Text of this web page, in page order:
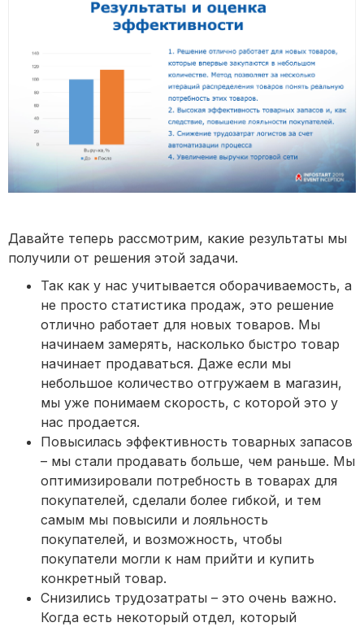
Давайте теперь рассмотрим, какие результаты мы
получили от решения этой задачи.
Так как у нас учитывается оборачиваемость, а
не просто статистика продаж, это решение
отлично работает для новых товаров. Мы
начинаем замерять, насколько быстро товар
начинает продаваться. Даже если мы
небольшое количество отгружаем в магазин,
мы уже понимаем скорость, с которой это у
нас продается.
Повысилась эффективность товарных запасов
– мы стали продавать больше, чем раньше. Мы
оптимизировали потребность в товарах для
покупателей, сделали более гибкой, и тем
самым мы повысили и лояльность
покупателей, и возможность, чтобы
покупатели могли к нам прийти и купить
конкретный товар.
Снизились трудозатраты – это очень важно.
Когда есть некоторый отдел, который